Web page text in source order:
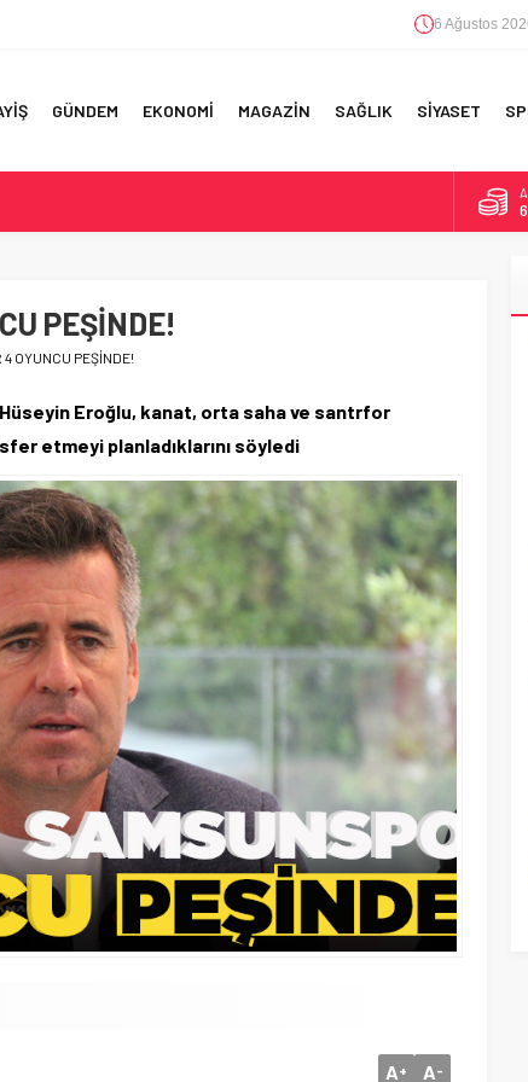
6 Ağustos
GÜNDEM EKONOMİ MAGAZİN SAĞLIK SİYASET
5’İNCİLİK!
EN BÜYÜK HATALAR
PEŞİNDE!
OYUNCU PEŞİNDE!
Eroğlu, kanat, orta saha ve santrfor
etmeyi planladıklarını söyledi
A+ A-